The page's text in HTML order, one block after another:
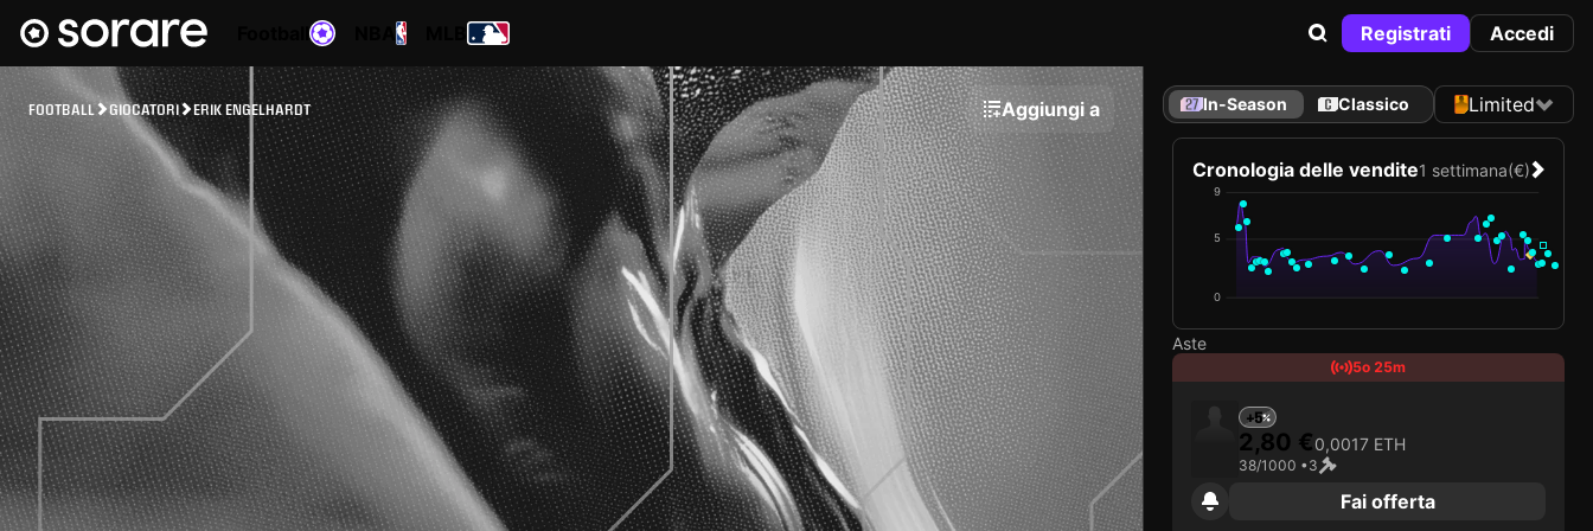
Registrati Accedi
FOOTBALL GIOCATORI ERIK ENGELHARDT Aggiungi a In-Season Classico Limited
Cronologia delle vendite1 settimana(€)
0
5
9
Aste
5o 25m
+5
2,80 €0,0017 ETH
38/1000 •3
Fai offerta